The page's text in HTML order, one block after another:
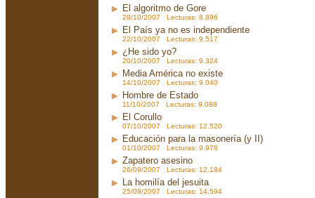
El algoritmo de Gore
28/10/2007 Lecturas: 8.896
El País ya no es independiente
22/10/2007 Lecturas: 9.517
¿He sido yo?
20/10/2007 Lecturas: 9.324
Media América no existe
14/10/2007 Lecturas: 9.040
Hombre de Estado
11/10/2007 Lecturas: 9.088
El Corullo
07/10/2007 Lecturas: 12.520
Educación para la masonería (y II)
01/10/2007 Lecturas: 9.978
Zapatero asesino
26/09/2007 Lecturas: 12.184
La homilía del jesuita
25/09/2007 Lecturas: 14.594